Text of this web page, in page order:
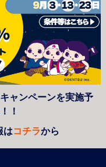
ャンペーンを実施予
！
はコチラから